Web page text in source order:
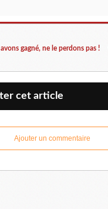
gagné, ne le perdons pas !
cet article
Ajouter un commentaire